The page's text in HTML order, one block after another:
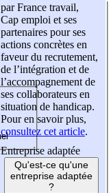
par France travail,
Cap emploi et ses
partenaires pour ses
actions concrètes en
faveur du recrutement,
de l’intégration et de
l’accompagnement de
ses collaborateurs en
situation de handicap.
Pour en savoir plus,
consultez cet article.
Entreprise adaptée
Qu'est-ce qu'une
entreprise adaptée
?